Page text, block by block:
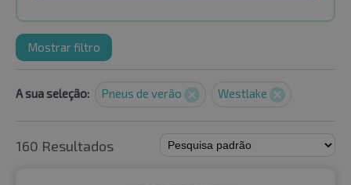
Mostrar filtro
A sua seleção: Pneus de verão Westlake
160 Resultados